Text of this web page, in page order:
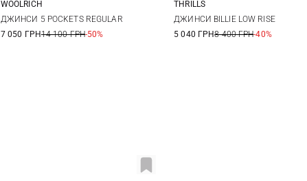
27
WOOLRICH
ДЖИНСИ 5 POCKETS REGULAR
7 050 ГРН14 100 ГРН-50%
6 7 8
THRILLS
ДЖИНСИ BILLIE LOW RISE
5 040 ГРН8 400 ГРН-40%